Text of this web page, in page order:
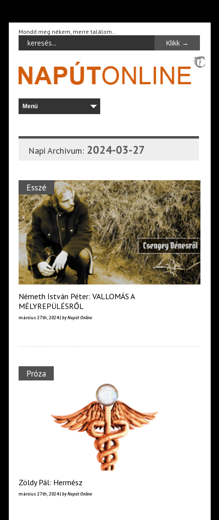
Mondd meg nékem, merre találom…
Napi Archívum: 2024-03-27
Esszé
Németh István Péter: VALLOMÁS A
MÉLYREPÜLÉSRŐL
március 27th, 2024 | by Napút Online
Próza
Zöldy Pál: Hermész
március 27th, 2024 | by Napút Online